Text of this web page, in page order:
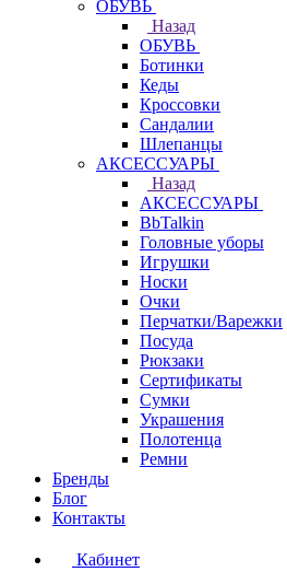
ОБУВЬ
Назад
ОБУВЬ
Ботинки
Кеды
Кроссовки
Сандалии
Шлепанцы
АКСЕССУАРЫ
Назад
АКСЕССУАРЫ
BbTalkin
Головные уборы
Игрушки
Носки
Очки
Перчатки/Варежки
Посуда
Рюкзаки
Сертификаты
Сумки
Украшения
Полотенца
Ремни
Бренды
Блог
Контакты
Кабинет